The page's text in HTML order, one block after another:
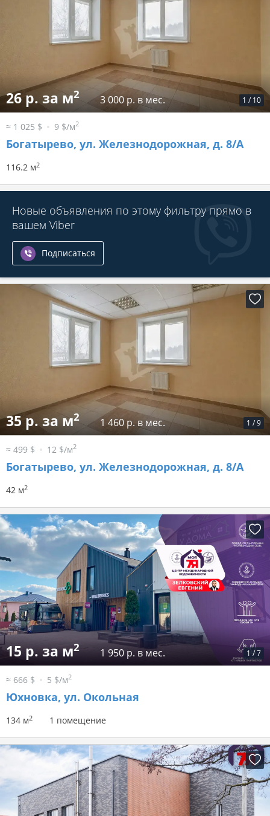
1 / 10
26 р. за м2 3 000 р. в мес.
≈ 1 025 $ 9 $/м2
Богатырево, ул. Железнодорожная, д. 8/А
116.2 м2
Новые объявления по этому фильтру прямо в
вашем Viber
Подписаться
1 /9
35 р. за м2 1 460 р. в мес.
≈ 499 $ 12 $/м2
Богатырево, ул. Железнодорожная, д. 8/А
42 м2
1 /7
15 р. за м2 1 950 р. в мес.
≈ 666 $ 5 $/м2
Юхновка, ул. Окольная
134 м2 1 помещение